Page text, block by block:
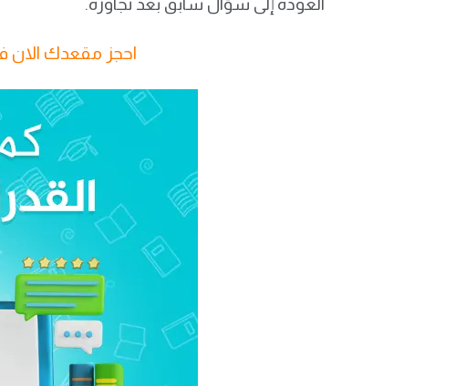
العودة إلى سؤال سابق بعد تجاوزه.
احجز مقعدك الان